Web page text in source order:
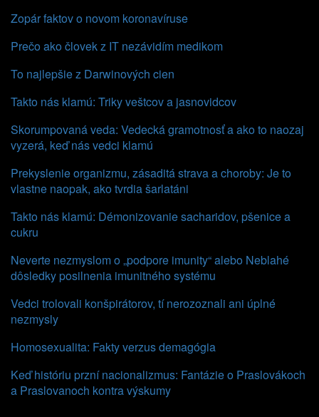
Zopár faktov o novom koronavíruse
Prečo ako človek z IT nezávidím medikom
To najlepšie z Darwinových cien
Takto nás klamú: Triky veštcov a jasnovidcov
Skorumpovaná veda: Vedecká gramotnosť a ako to naozaj
vyzerá, keď nás vedci klamú
Prekyslenie organizmu, zásaditá strava a choroby: Je to
vlastne naopak, ako tvrdia šarlatáni
Takto nás klamú: Démonizovanie sacharidov, pšenice a
cukru
Neverte nezmyslom o „podpore imunity“ alebo Neblahé
dôsledky posilnenia imunitného systému
Vedci trolovali konšpirátorov, tí nerozoznali ani úplné
nezmysly
Homosexualita: Fakty verzus demagógia
Keď históriu przní nacionalizmus: Fantázie o Praslovákoch
a Praslovanoch kontra výskumy